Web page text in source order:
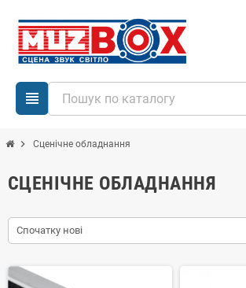
view_headline
chevron_right Сценічне обладнання
СЦЕНІЧНЕ ОБЛАДНАННЯ
Спочатку нові